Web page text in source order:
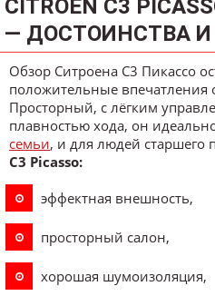
CITROEN C3
— ДОСТОИНСТВА
Обзор Ситроена С3 Пикассо
положительные впечатления
Просторный, с лёгким
плавностью хода, он
семьи, и для людей старшего
C3 Picasso:
эффектная внешность,
просторный салон,
хорошая шумоизоляция,